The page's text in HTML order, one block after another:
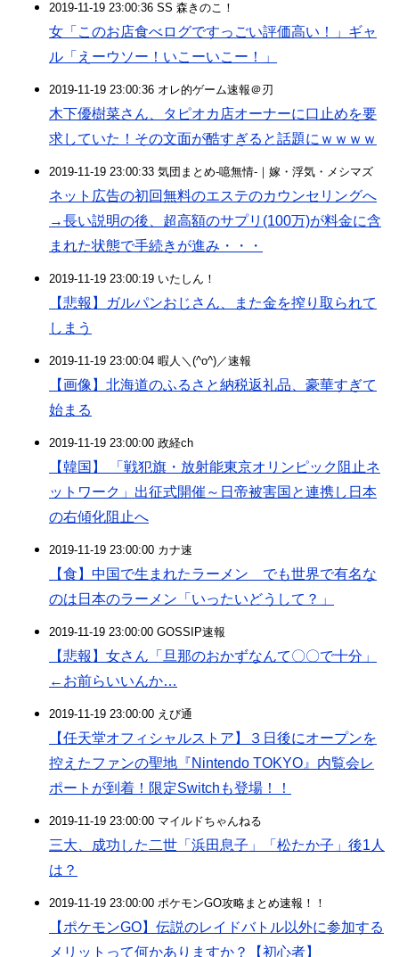
2019-11-19 23:00:36 SS 森きのこ！
女「このお店食べログですっごい評価高い！」ギャ
ル「えーウソー！いこーいこー！」
2019-11-19 23:00:36 オレ的ゲーム速報＠刃
木下優樹菜さん、タピオカ店オーナーに口止めを要
求していた！その文面が酷すぎると話題にｗｗｗｗ
2019-11-19 23:00:33 気団まとめ-噫無情-｜嫁・浮気・メシマズ
ネット広告の初回無料のエステのカウンセリングへ
→長い説明の後、超高額のサプリ(100万)が料金に含
まれた状態で手続きが進み・・・
2019-11-19 23:00:19 いたしん！
【悲報】ガルパンおじさん、また金を搾り取られて
しまう
2019-11-19 23:00:04 暇人＼(^o^)／速報
【画像】北海道のふるさと納税返礼品、豪華すぎて
始まる
2019-11-19 23:00:00 政経ch
【韓国】 「戦犯旗・放射能東京オリンピック阻止ネ
ットワーク」出征式開催～日帝被害国と連携し日本
の右傾化阻止へ
2019-11-19 23:00:00 カナ速
【食】中国で生まれたラーメン でも世界で有名な
のは日本のラーメン「いったいどうして？」
2019-11-19 23:00:00 GOSSIP速報
【悲報】女さん「旦那のおかずなんて〇〇で十分」
←お前らいいんか…
2019-11-19 23:00:00 えび通
【任天堂オフィシャルストア】３日後にオープンを
控えたファンの聖地『Nintendo TOKYO』内覧会レ
ポートが到着！限定Switchも登場！！
2019-11-19 23:00:00 マイルドちゃんねる
三大、成功した二世「浜田息子」「松たか子」後1人
は？
2019-11-19 23:00:00 ポケモンGO攻略まとめ速報！！
【ポケモンGO】伝説のレイドバトル以外に参加する
メリットって何かありますか？【初心者】